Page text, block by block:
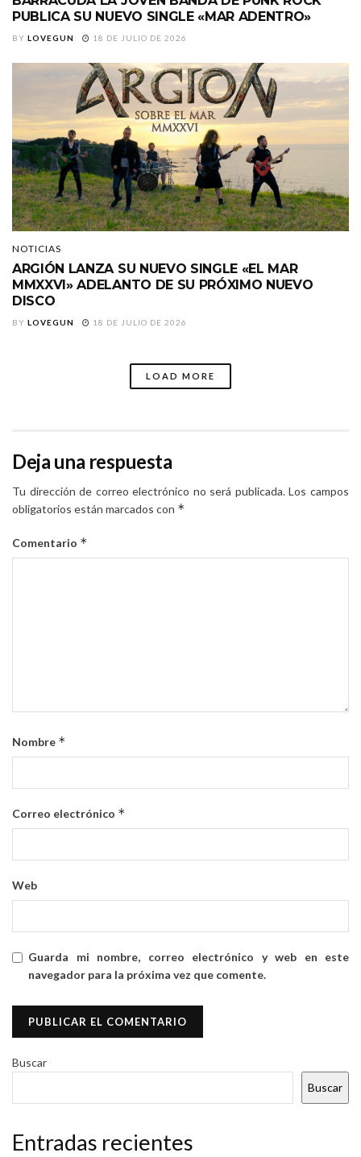
PUBLICA SU NUEVO SINGLE «MAR ADENTRO»
BY LOVEGUN 18 DE JULIO DE 2026
NOTICIAS
ARGIÓN LANZA SU NUEVO SINGLE «EL MAR
MMXXVI» ADELANTO DE SU PRÓXIMO NUEVO
DISCO
BY LOVEGUN 18 DE JULIO DE 2026
LOAD MORE
Deja una respuesta
Tu dirección de correo electrónico no será publicada. Los campos
obligatorios están marcados con *
Comentario *
Nombre *
Correo electrónico *
Web
Guarda mi nombre, correo electrónico y web en este
navegador para la próxima vez que comente.
Buscar
Buscar
Entradas recientes